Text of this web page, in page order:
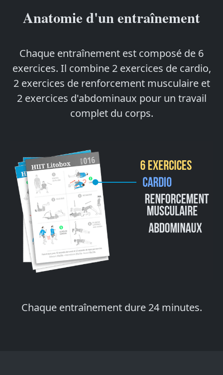
Anatomie d'un entraînement
Chaque entraînement est composé de 6
exercices. Il combine 2 exercices de cardio,
2 exercices de renforcement musculaire et
2 exercices d'abdominaux pour un travail
complet du corps.
Chaque entraînement dure 24 minutes.